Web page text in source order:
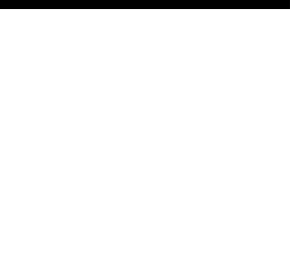
Nuestra experiencia gastronómica es